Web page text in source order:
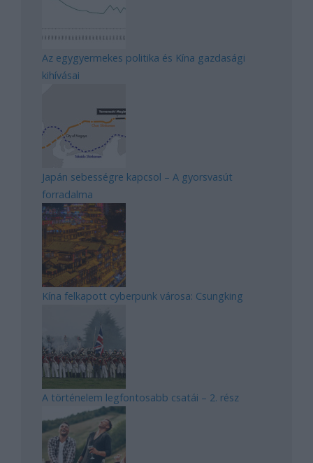
Az egygyermekes politika és Kína gazdasági
kihívásai
Japán sebességre kapcsol – A gyorsvasút
forradalma
Kína felkapott cyberpunk városa: Csungking
A történelem legfontosabb csatái – 2. rész